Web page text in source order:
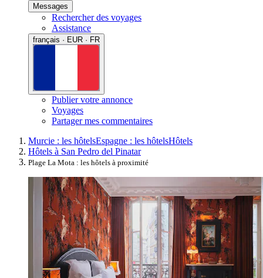
Messages
Rechercher des voyages
Assistance
français · EUR · FR
Publier votre annonce
Voyages
Partager mes commentaires
Murcie : les hôtelsEspagne : les hôtelsHôtels
Hôtels à San Pedro del Pinatar
Plage La Mota : les hôtels à proximité